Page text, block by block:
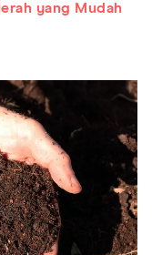
yang Mudah